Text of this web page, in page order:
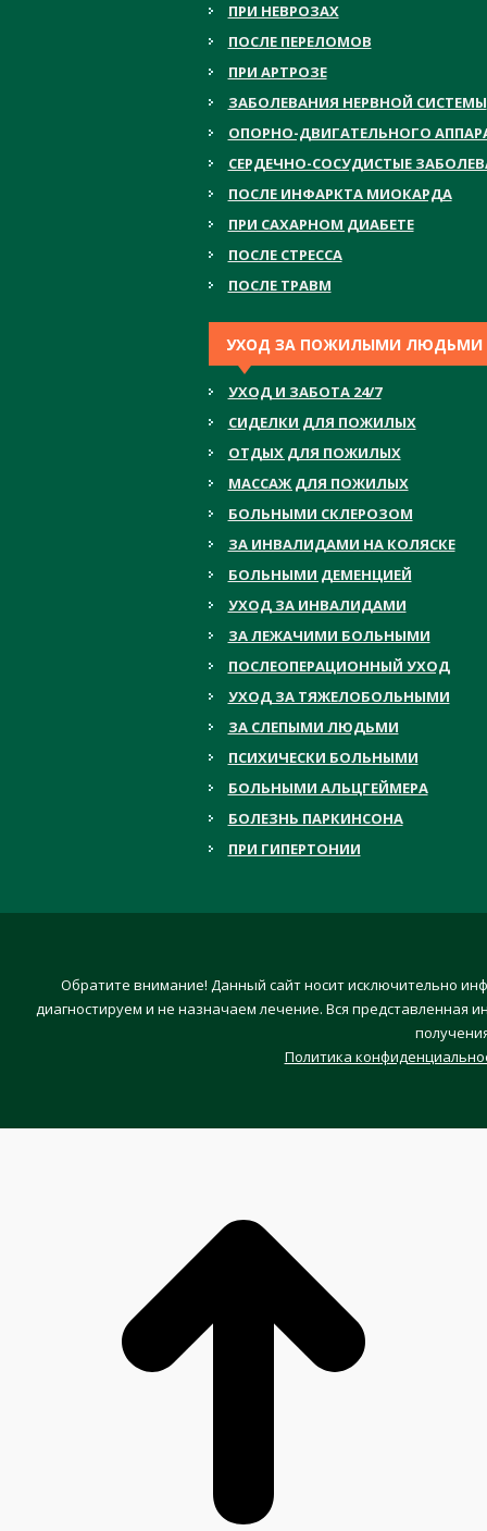
ПРИ НЕВРОЗАХ
ПОСЛЕ ПЕРЕЛОМОВ
ПРИ АРТРОЗЕ
ЗАБОЛЕВАНИЯ НЕРВНОЙ СИСТЕМЫ
ОПОРНО-ДВИГАТЕЛЬНОГО
СЕРДЕЧНО-СОСУДИСТЫЕ
ПОСЛЕ ИНФАРКТА МИОКАРДА
ПРИ САХАРНОМ ДИАБЕТЕ
ПОСЛЕ СТРЕССА
ПОСЛЕ ТРАВМ
УХОД ЗА ПОЖИЛЫМИ ЛЮДЬМИ
УХОД И ЗАБОТА 24/7
СИДЕЛКИ ДЛЯ ПОЖИЛЫХ
ОТДЫХ ДЛЯ ПОЖИЛЫХ
МАССАЖ ДЛЯ ПОЖИЛЫХ
БОЛЬНЫМИ СКЛЕРОЗОМ
ЗА ИНВАЛИДАМИ НА КОЛЯСКЕ
БОЛЬНЫМИ ДЕМЕНЦИЕЙ
УХОД ЗА ИНВАЛИДАМИ
ЗА ЛЕЖАЧИМИ БОЛЬНЫМИ
ПОСЛЕОПЕРАЦИОННЫЙ УХОД
УХОД ЗА ТЯЖЕЛОБОЛЬНЫМИ
ЗА СЛЕПЫМИ ЛЮДЬМИ
ПСИХИЧЕСКИ БОЛЬНЫМИ
БОЛЬНЫМИ АЛЬЦГЕЙМЕРА
БОЛЕЗНЬ ПАРКИНСОНА
ПРИ ГИПЕРТОНИИ
Обратите внимание! Данный сайт носит исключительно
диагностируем и не назначаем лечение. Вся представленная
Политика